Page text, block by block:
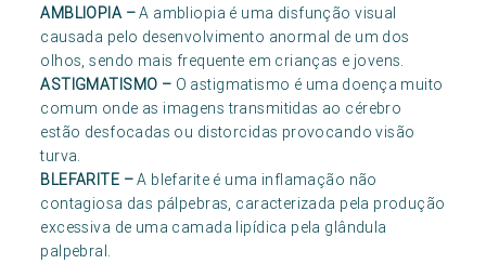
AMBLIOPIA –A ambliopia é uma disfunção visual
causada pelo desenvolvimento anormal de um dos
olhos, sendo mais frequente em crianças e jovens.
ASTIGMATISMO – O astigmatismo é uma doença muito
comum onde as imagens transmitidas ao cérebro
estão desfocadas ou distorcidas provocando visão
turva.
BLEFARITE –A blefarite é uma inflamação não
contagiosa das pálpebras, caracterizada pela produção
excessiva de uma camada lipídica pela glândula
palpebral.